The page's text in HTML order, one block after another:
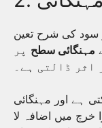
سود کی شرح تعین
مہنگائی سطح پر
اثر ڈالتی ہے۔
ہے اور مہنگائی
میں اضافہ لا